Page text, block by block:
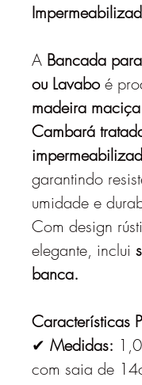
A Bancada
ou Lavabo é
madeira
Cambará
garantindo
umidade e
Com design
elegante, inclui
banca.
Características
✔ Medidas:
com saia de